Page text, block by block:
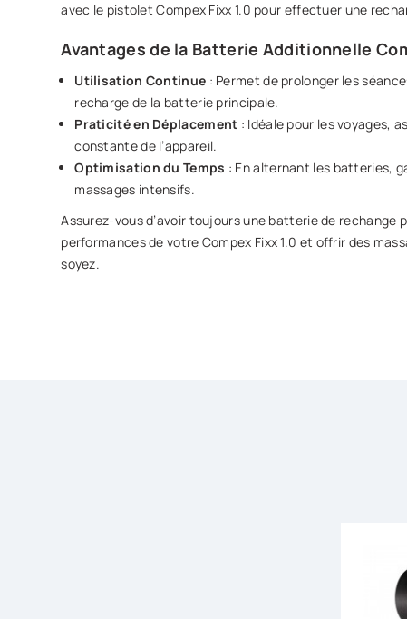
avec le pistolet Compex Fixx 1.0 pour effectuer une
Avantages de la Batterie Additionnelle
Utilisation Continue : Permet de prolonger les
recharge de la batterie principale.
Praticité en Déplacement : Idéale pour les voyages,
constante de l’appareil.
Optimisation du Temps : En alternant les batteries,
massages intensifs.
Assurez-vous d’avoir toujours une batterie de rechange
performances de votre Compex Fixx 1.0 et offrir des
soyez.